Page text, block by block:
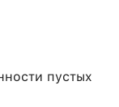
пустых